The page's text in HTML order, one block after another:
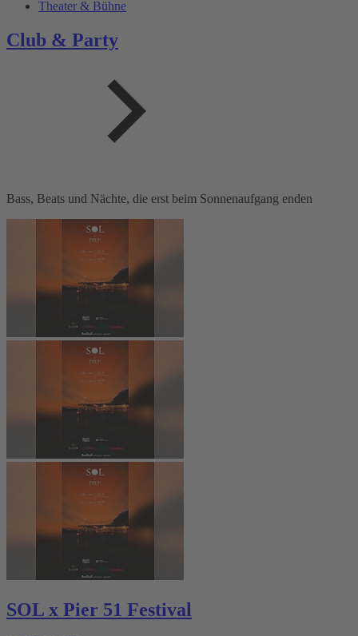
Theater & Bühne
Club & Party
Bass, Beats und Nächte, die erst beim Sonnenaufgang enden
SOL x Pier 51 Festival